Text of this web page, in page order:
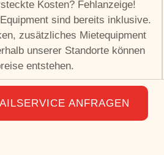
Kosten? Fehlanzeige!
sind bereits inklusive.
zusätzliches Mietequipment
unserer Standorte können
entstehen.
ANFRAGEN